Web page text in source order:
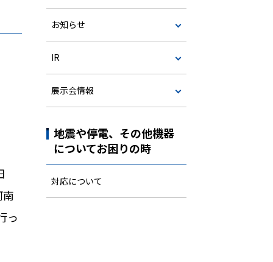
っ
お知らせ
IR
展示会情報
地震や停電、その他機器
についてお困りの時
対応について